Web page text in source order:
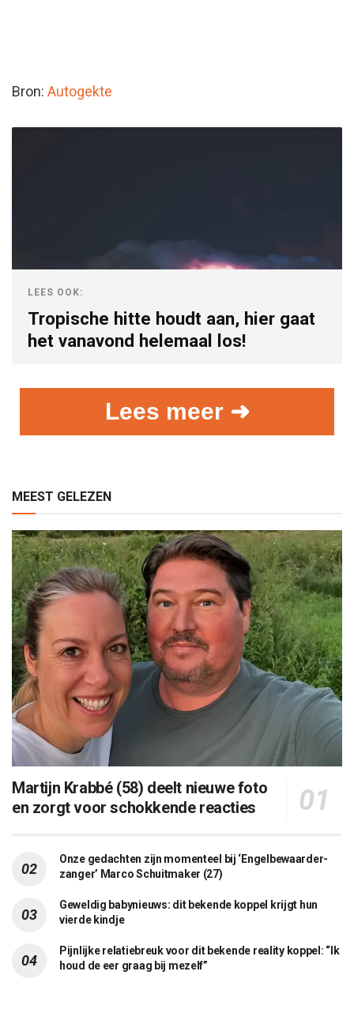
Bron: Autogekte
LEES OOK:
Tropische hitte houdt aan, hier gaat
het vanavond helemaal los!
Lees meer ➜
MEEST GELEZEN
Martijn Krabbé (58) deelt nieuwe foto
en zorgt voor schokkende reacties
Onze gedachten zijn momenteel bij ‘Engelbewaarder-
zanger’ Marco Schuitmaker (27)
Geweldig babynieuws: dit bekende koppel krijgt hun
vierde kindje
Pijnlijke relatiebreuk voor dit bekende reality koppel: “Ik
houd de eer graag bij mezelf”